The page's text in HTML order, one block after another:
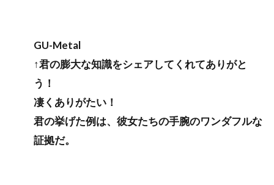
GU-Metal
↑君の膨大な知識をシェアしてくれてありがと
う！
凄くありがたい！
君の挙げた例は、彼女たちの手腕のワンダフルな
証拠だ。